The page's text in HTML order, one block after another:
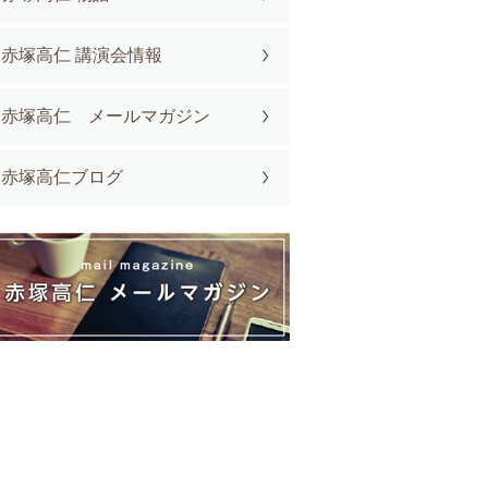
赤塚高仁 講演会情報
赤塚高仁 メールマガジン
赤塚高仁ブログ